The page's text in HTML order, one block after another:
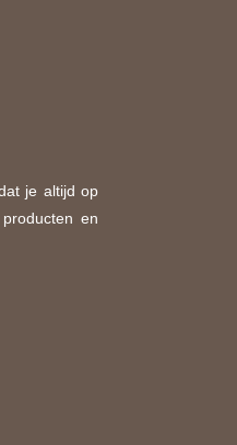
je altijd op
en